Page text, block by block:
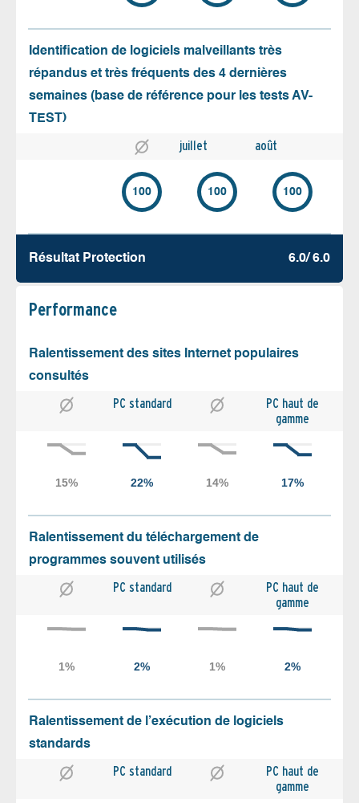
Identification de logiciels malveillants très
répandus et très fréquents des 4 dernières
semaines (base de référence pour les tests AV-
TEST)
juillet août
100 100 100
Résultat Protection 6.0/ 6.0
Performance
Ralentissement des sites Internet populaires
consultés
PC standard
PC haut de
gamme
Ralentissement du téléchargement de
programmes souvent utilisés
PC standard
PC haut de
gamme
Ralentissement de l’exécution de logiciels
standards
PC standard
PC haut de
gamme